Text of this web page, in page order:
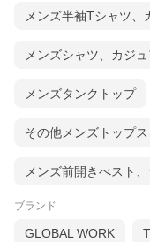
メンズ半袖Tシャツ、
メンズシャツ、カジ
メンズタンクトップ
その他メンズトップス
メンズ前開きべスト、
ブランド
GLOBAL WORK